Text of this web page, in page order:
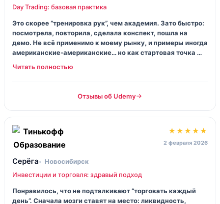
Day Trading: базовая практика
Это скорее “тренировка рук”, чем академия. Зато быстро:
посмотрела, повторила, сделала конспект, пошла на
демо. Не всё применимо к моему рынку, и примеры иногда
американские‑американские… но как стартовая точка —
норм. Главное, не путать курс с гарантией денег.
Отзывы об Udemy
★★★★★
2 февраля 2026
Серёга
Новосибирск
Инвестиции и торговля: здравый подход
Понравилось, что не подталкивают “торговать каждый
день”. Сначала мозги ставят на место: ликвидность,